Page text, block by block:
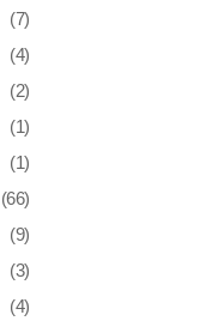
(7)
(4)
(2)
(1)
(1)
(66)
(9)
(3)
(4)